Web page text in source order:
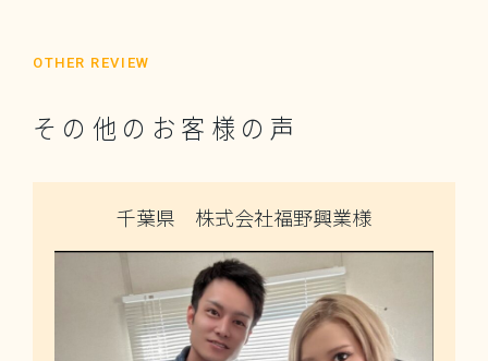
OTHER REVIEW
その他のお客様の声
千葉県 株式会社福野興業様